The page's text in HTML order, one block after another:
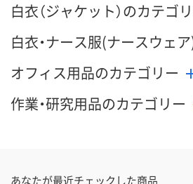
白衣（ジャケット）のカテゴ
白衣・ナース服(ナースウェ
オフィス用品のカテゴリー
作業・研究用品のカテゴリー
あなたが最近チェックした商品